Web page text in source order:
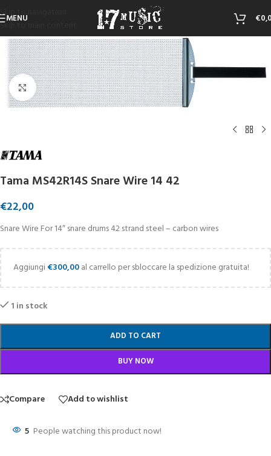
Skip to navigation
Skip to main content
MENU €
Click to enlarge
Tama MS42R14S Snare Wire 14 42
€22,00
Snare Wire For 14″ snare drums 42 strand steel – carbon wires
Aggiungi€300,00al carrello per sbloccare la spedizione gratuita!
1 in stock
ADD TO CART
BUY NOW
Compare Add to wishlist
5 People watching this product now!